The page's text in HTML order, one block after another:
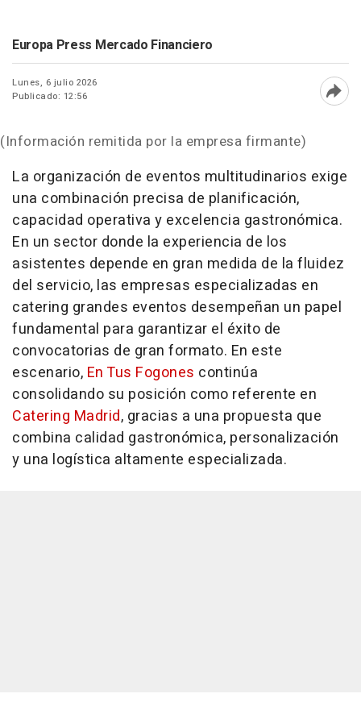
Europa Press Mercado Financiero
Lunes, 6 julio 2026
Publicado: 12:56
(Información remitida por la empresa firmante)
La organización de eventos multitudinarios exige
una combinación precisa de planificación,
capacidad operativa y excelencia gastronómica.
En un sector donde la experiencia de los
asistentes depende en gran medida de la fluidez
del servicio, las empresas especializadas en
catering grandes eventos desempeñan un papel
fundamental para garantizar el éxito de
convocatorias de gran formato. En este
escenario, En Tus Fogones continúa
consolidando su posición como referente en
Catering Madrid, gracias a una propuesta que
combina calidad gastronómica, personalización
y una logística altamente especializada.